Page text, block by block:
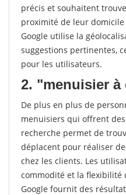
précis et souhaitent
proximité de leur
Google utilise la
suggestions pertinentes,
pour les utilisateurs.
2. "menuisier
De plus en plus de
menuisiers qui offrent
recherche permet de
déplacent pour réaliser
chez les clients. Les
commodité et la flexibilité
Google fournit des